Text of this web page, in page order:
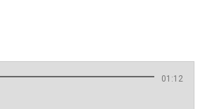
01:12